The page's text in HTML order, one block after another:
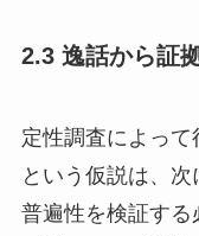
2.3 逸話から証
定性調査によって
という仮説は、
普遍性を検証す